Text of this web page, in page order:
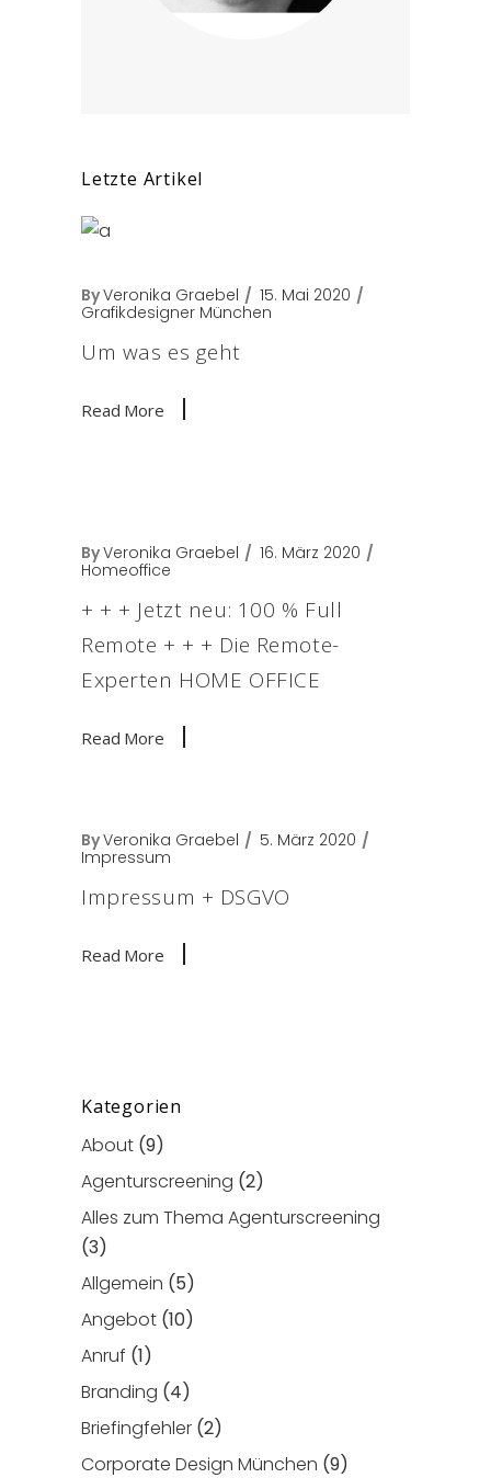
Letzte Artikel
ByVeronika Graebel
15. Mai 2020
Grafikdesigner München
Um was es geht
Read More
ByVeronika Graebel
16. März 2020
Homeoffice
+ + + Jetzt neu: 100 % Full
Remote + + + Die Remote-
Experten HOME OFFICE
Read More
ByVeronika Graebel
5. März 2020
Impressum
Impressum + DSGVO
Read More
Kategorien
About (9)
Agenturscreening (2)
Alles zum Thema Agenturscreening
(3)
Allgemein (5)
Angebot (10)
Anruf (1)
Branding (4)
Briefingfehler (2)
Corporate Design München (9)